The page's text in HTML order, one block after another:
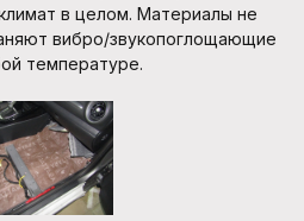
в целом. Материалы не
вибро/звукопоглощающие
температуре.